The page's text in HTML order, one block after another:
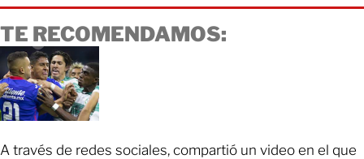
TE RECOMENDAMOS:
A través de redes sociales, compartió un video en el que